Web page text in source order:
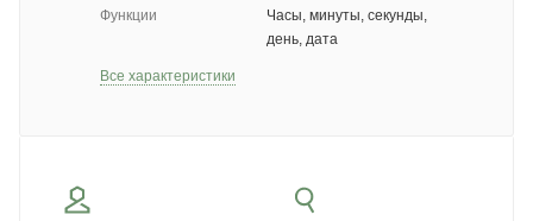
Функции
Часы, минуты, секунды,
день, дата
Все характеристики